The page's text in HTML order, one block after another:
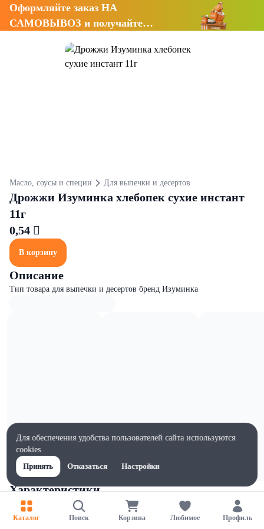
Оформляйте заказ НА
САМОВЫВОЗ и получайте
Масло, соусы и специи Для выпечки и десертов
Дрожжи Изуминка хлебопек сухие инстант
11г
0,54 
В корзину
Описание
Тип товара для выпечки и десертов бренд Изуминка
Характеристики
Ширина, мм
90
Каталог Поиск Корзина Любимое Профиль
Для обеспечения удобства пользователей сайта используются
cookies
Принять
Отказаться Настройки